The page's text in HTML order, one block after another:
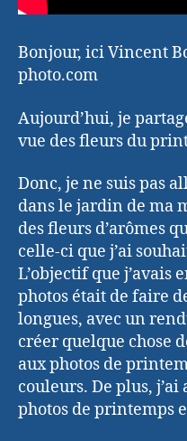
Bonjour, ici Vincent
photo.com
Aujourd’hui, je
vue des fleurs du
Donc, je ne suis pas
dans le jardin de ma
des fleurs d’arômes
celle-ci que j’ai
L’objectif que j’avais
photos était de faire
longues, avec un
créer quelque chose
aux photos de
couleurs. De plus,
photos de printemps